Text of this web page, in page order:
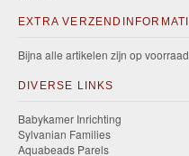
EXTRA
Bijna alle artikelen zijn op
DIVERSE LINKS
Babykamer Inrichting
Sylvanian Families
Aquabeads Parels